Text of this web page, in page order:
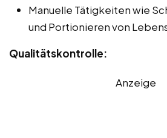
Manuelle Tätigkeiten wie
und Portionieren von
Qualitätskontrolle:
Anzeige